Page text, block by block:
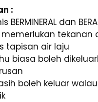
:
BERMINERAL dan
memerlukan tekanan
tapisan air laju
biasa boleh
boleh keluar